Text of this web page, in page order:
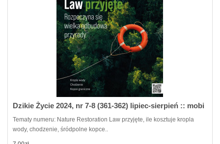
Dzikie Życie 2024, nr 7-8 (361-362) lipiec-sierpień :: mobi
Tematy numeru: Nature Restoration Law przyjęte, ile kosztuje kropla
wody, chodzenie, śródpolne kopce..